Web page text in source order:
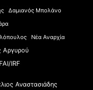
Δαμιανός Μπολάνο
Νέα Αναρχία
Αργυρού
IRF
Αναστασιάδης